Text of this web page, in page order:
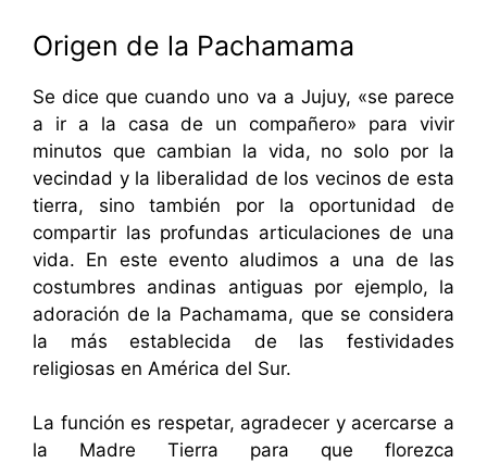
Origen de la Pachamama
Se dice que cuando uno va a Jujuy, «se parece
a ir a la casa de un compañero» para vivir
minutos que cambian la vida, no solo por la
vecindad y la liberalidad de los vecinos de esta
tierra, sino también por la oportunidad de
compartir las profundas articulaciones de una
vida. En este evento aludimos a una de las
costumbres andinas antiguas por ejemplo, la
adoración de la Pachamama, que se considera
la más establecida de las festividades
religiosas en América del Sur.
La función es respetar, agradecer y acercarse a
la Madre Tierra para que florezca